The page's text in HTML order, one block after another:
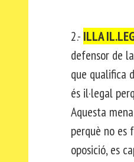
2.- ILLA
defensor de
que qualifica
és il·legal
Aquesta
perquè no es
oposició, es